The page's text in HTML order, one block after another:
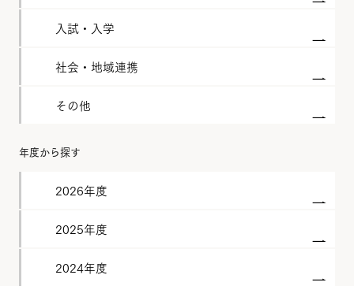
入試・入学
社会・地域連携
その他
年度から探す
2026年度
2025年度
2024年度